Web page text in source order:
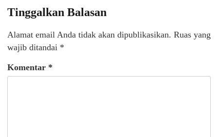
Tinggalkan Balasan
Alamat email Anda tidak akan dipublikasikan. Ruas yang
wajib ditandai *
Komentar *